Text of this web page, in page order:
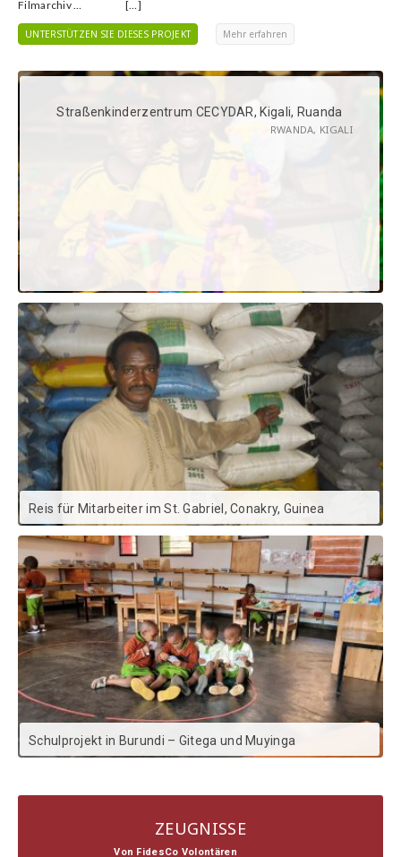
Filmarchiv … […]
Mehr erfahren
UNTERSTÜTZEN SIE DIESES PROJEKT
Straßenkinderzentrum CECYDAR, Kigali, Ruanda
RWANDA, KIGALI
Reis für Mitarbeiter im St. Gabriel, Conakry, Guinea
Schulprojekt in Burundi – Gitega und Muyinga
ZEUGNISSE
Von FidesCo Volontären